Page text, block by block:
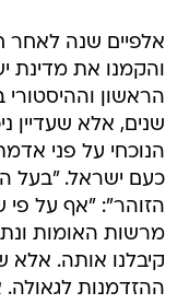
אלפיים שנה לאחר
והקמנו את מדינת
הראשון
שנים, אלא שעדיין
הנוכחי על פני
כעם ישראל. "בעל
הזוהר": "אף על
מרשות האומות
קיבלנו אותה. אלא
ההזדמנות